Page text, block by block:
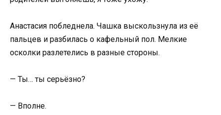
Анастасия побледнела. Чашка выскользнула из её
пальцев и разбилась о кафельный пол. Мелкие
осколки разлетелись в разные стороны.
— Ты… ты серьёзно?
— Вполне.